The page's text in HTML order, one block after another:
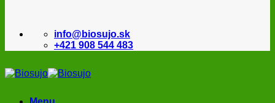
info@biosujo.sk
+421 908 544 483